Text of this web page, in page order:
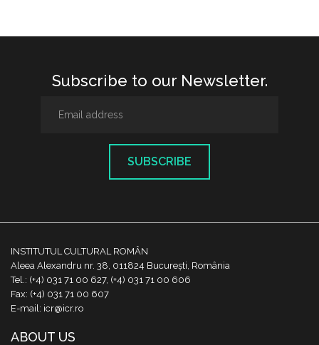
Subscribe to our Newsletter.
SUBSCRIBE
INSTITUTUL CULTURAL ROMÂN
Aleea Alexandru nr. 38, 011824 București, România
Tel.: (+4) 031 71 00 627, (+4) 031 71 00 606
Fax: (+4) 031 71 00 607
E-mail: icr@icr.ro
ABOUT US